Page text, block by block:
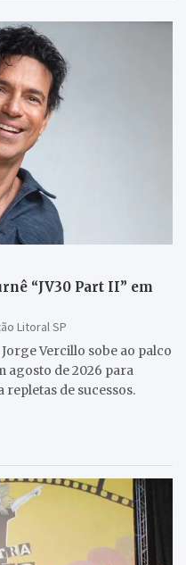
“JV30 Part II” em
Litoral SP
Vercillo sobe ao palco
agosto de 2026 para
de sucessos.